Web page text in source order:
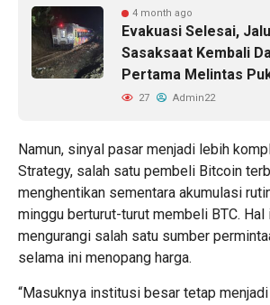
4 month ago
Evakuasi Selesai,
Sasaksaat Kembali
Pertama Melintas
27 Admin22
Namun, sinyal pasar menjadi lebih
Strategy, salah satu pembeli Bitcoin
menghentikan sementara akumulasi
minggu berturut-turut membeli BTC.
mengurangi salah satu sumber
selama ini menopang harga.
“Masuknya institusi besar tetap